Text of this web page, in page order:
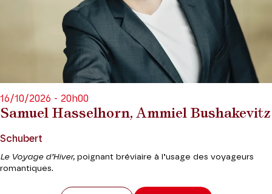
Samuel Hasselhorn, Ammiel Bushakevitz
16/10/2026 - 20h00
Schubert
Le Voyage d’Hiver, poignant bréviaire à l’usage des voyageurs
romantiques.